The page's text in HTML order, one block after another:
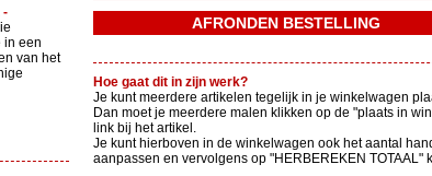
-
in een
van het
Hoe gaat dit in zijn werk?
Je kunt meerdere artikelen tegelijk in je winkelwagen
Dan moet je meerdere malen klikken op de "plaats in
link bij het artikel.
Je kunt hierboven in de winkelwagen ook het aantal
aanpassen en vervolgens op "HERBEREKEN TOTAAL"